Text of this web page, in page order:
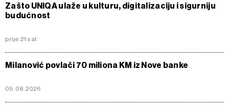
Zašto UNIQA ulaže u kulturu, digitalizaciju i sigurniju
budućnost
prije 21 sat
Milanović povlači 70 miliona KM iz Nove banke
05.08.2026